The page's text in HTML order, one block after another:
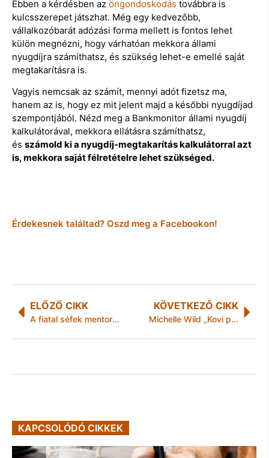
Ebben a kérdésben az öngondoskodás továbbra is
kulcsszerepet játszhat. Még egy kedvezőbb,
vállalkozóbarát adózási forma mellett is fontos lehet
külön megnézni, hogy várhatóan mekkora állami
nyugdíjra számíthatsz, és szükség lehet-e emellé saját
megtakarításra is.
Vagyis nemcsak az számít, mennyi adót fizetsz ma,
hanem az is, hogy ez mit jelent majd a későbbi nyugdíjad
szempontjából. Nézd meg a Bankmonitor állami nyugdíj
kalkulátorával, mekkora ellátásra számíthatsz,
és számold ki a nyugdíj-megtakarítás kalkulátorral azt
is, mekkora saját félretételre lehet szükséged.
Érdekesnek találtad? Oszd meg a Facebookon!
ELŐZŐ CIKK
A fiatal séfek mentorálásáért kapta az Év Gasztronómusa díjat Hack Barnabás
KÖVETKEZŐ CIKK
Michelle Wild „Kovi papának” szólította a magyar felnőttfilmek atyját
KAPCSOLÓDÓ CIKKEK